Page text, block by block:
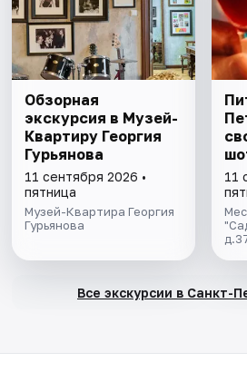
Обзорная
экскурсия в Музей-
Квартиру Георгия
Гурьянова
11 сентября 2026 •
пятница
Музей-Квартира Георгия
Гурьянова
11
Все экскурсии в Санкт-